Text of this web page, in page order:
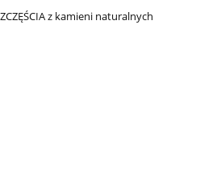
z kamieni naturalnych